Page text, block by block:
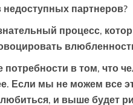
партнеров?
процесс,
в том, что
Если мы не можем все
и выше будет